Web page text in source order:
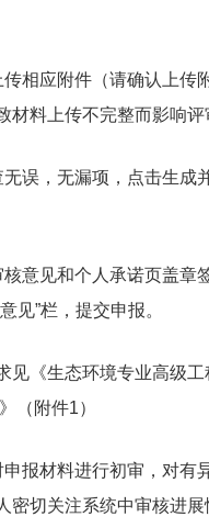
应附件（请确认上传
材料上传不完整而影响评
，无漏项，点击生成
见和个人承诺页盖章
见”栏，提交申报。
《生态环境专业高级工
（附件1）
材料进行初审，对有
密切关注系统中审核进